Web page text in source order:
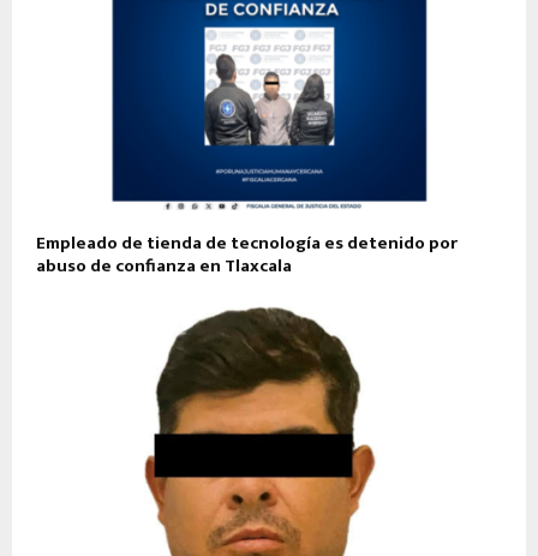
Empleado de tienda de tecnología es detenido por
abuso de confianza en Tlaxcala